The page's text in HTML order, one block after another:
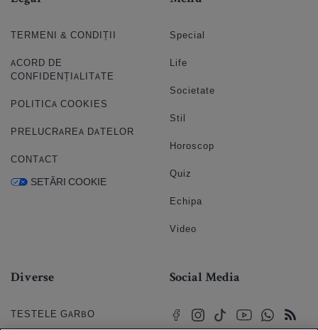
TERMENI & CONDIȚII
ACORD DE
CONFIDENȚIALITATE
POLITICA COOKIES
PRELUCRAREA DATELOR
CONTACT
SETĂRI COOKIE
Special
Life
Societate
Stil
Horoscop
Quiz
Echipa
Video
Diverse
TESTELE GARBO
Social Media